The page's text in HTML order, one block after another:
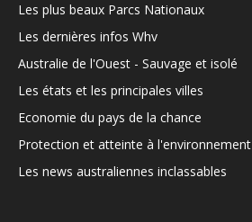
Les plus beaux Parcs Nationaux
Les dernières infos Whv
Australie de l'Ouest - Sauvage et isolé
Les états et les principales villes
Economie du pays de la chance
Protection et atteinte à l'environnement
Les news australiennes inclassables